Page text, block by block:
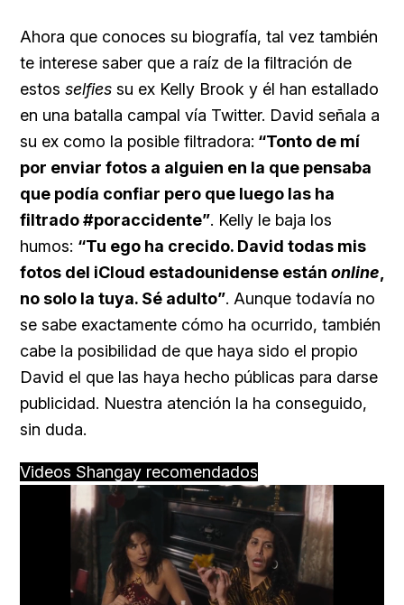
Ahora que conoces su biografía, tal vez también
te interese saber que a raíz de la filtración de
estos selfies su ex Kelly Brook y él han estallado
en una batalla campal vía Twitter. David señala a
su ex como la posible filtradora: “Tonto de mí
por enviar fotos a alguien en la que pensaba
que podía confiar pero que luego las ha
filtrado #poraccidente”. Kelly le baja los
humos: “Tu ego ha crecido. David todas mis
fotos del iCloud estadounidense están online,
no solo la tuya. Sé adulto”. Aunque todavía no
se sabe exactamente cómo ha ocurrido, también
cabe la posibilidad de que haya sido el propio
David el que las haya hecho públicas para darse
publicidad. Nuestra atención la ha conseguido,
sin duda.
Videos Shangay recomendados